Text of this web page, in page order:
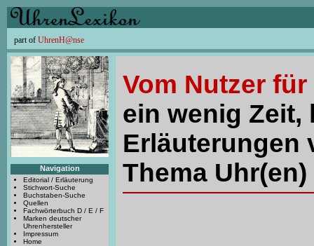
part of UhrenH@nse
Navigation
Editorial / Erläuterung
Stichwort-Suche
Buchstaben-Suche
Quellen
Fachwörterbuch D / E / F
Marken deutscher
Uhrenhersteller
Impressum
Home
Vom Nutzer
ein wenig Zeit,
Erläuterungen
Thema